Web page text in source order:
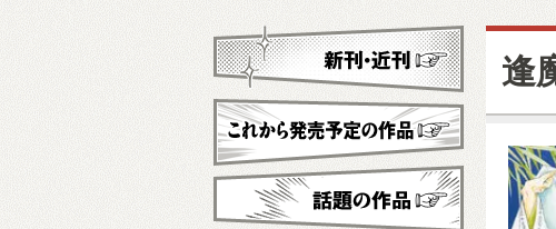
逢
新刊・近刊
これから発売予定